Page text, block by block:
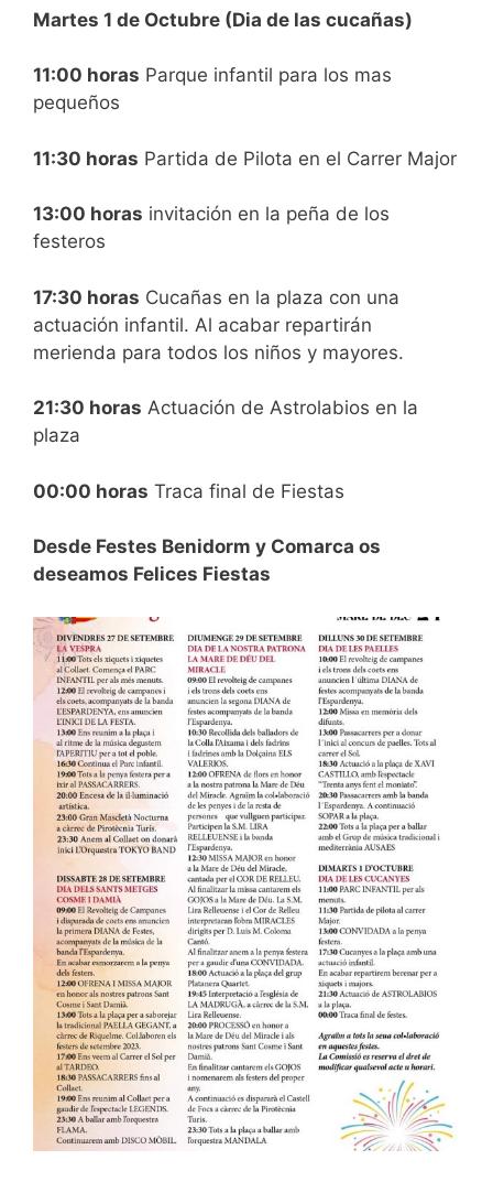
Martes 1 de Octubre (Dia de las cucañas)
11:00 horas Parque infantil para los mas
pequeños
11:30 horas Partida de Pilota en el Carrer Major
13:00 horas invitación en la peña de los
festeros
17:30 horas Cucañas en la plaza con una
actuación infantil. Al acabar repartirán
merienda para todos los niños y mayores.
21:30 horas Actuación de Astrolabios en la
plaza
00:00 horas Traca final de Fiestas
Desde Festes Benidorm y Comarca os
deseamos Felices Fiestas